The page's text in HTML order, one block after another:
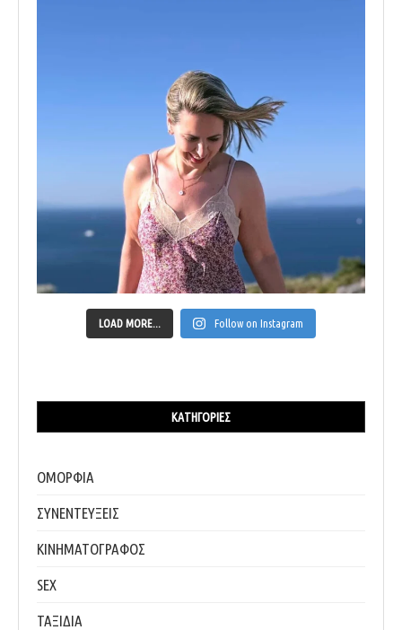
LOAD MORE... Follow on Instagram
ΚΑΤΗΓΟΡΊΕΣ
ΟΜΟΡΦΙΑ
ΣΥΝΕΝΤΕΥΞΕΙΣ
ΚΙΝΗΜΑΤΟΓΡΑΦΟΣ
SEX
ΤΑΞΙΔΙΑ